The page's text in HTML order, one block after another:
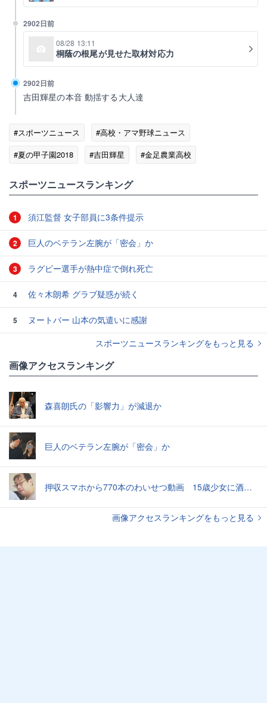
2902日前
08/28 13:11
桐蔭の根尾が見せた取材対応力
2902日前
吉田輝星の本音 動揺する大人達
#スポーツニュース
#高校・アマ野球ニュース
#夏の甲子園2018
#吉田輝星
#金足農業高校
スポーツニュースランキング
1 須江監督 女子部員に3条件提示
2 巨人のベテラン左腕が「密会」か
3 ラグビー選手が熱中症で倒れ死亡
4 佐々木朗希 グラブ疑惑が続く
5
ヌートバー 山本の気遣いに感謝
スポーツニュースランキングをもっと見る
画像アクセスランキング
森喜朗氏の「影響力」が減退か
巨人のベテラン左腕が「密会」か
押収スマホから770本のわいせつ動画 15歳少女に酒と薬飲ませ性的暴行か 54歳男を再逮捕 「薬もありますよ」とSNSで誘い出し
画像アクセスランキングをもっと見る